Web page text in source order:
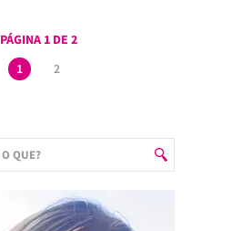
PÁGINA 1 DE 2
1
2